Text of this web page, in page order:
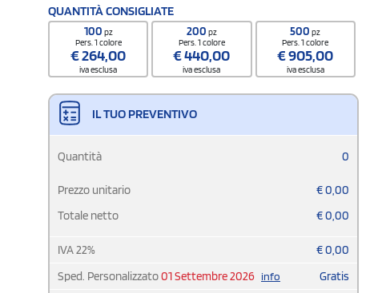
QUANTITÀ CONSIGLIATE
100 pz
Pers. 1 colore
€264,00
iva esclusa
200 pz
Pers. 1 colore
€440,00
iva esclusa
500pz
Pers. 1 colore
€905,00
iva esclusa
IL TUO PREVENTIVO
Quantità 0
Prezzo unitario €0,00
Totale netto
€0,00
IVA22% €0,00
Sped. Personalizzato01 Settembre 2026 info
Gratis